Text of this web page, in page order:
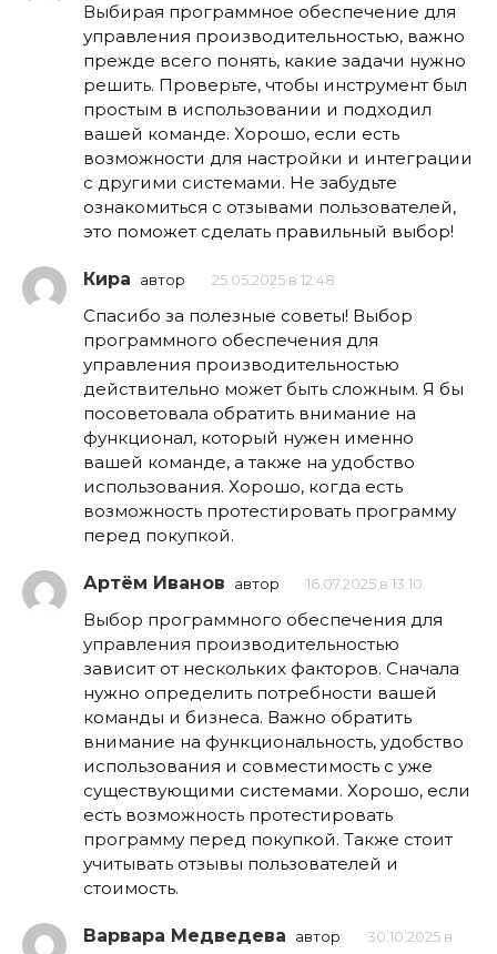
Выбирая программное обеспечение для
управления производительностью, важно
прежде всего понять, какие задачи нужно
решить. Проверьте, чтобы инструмент был
простым в использовании и подходил
вашей команде. Хорошо, если есть
возможности для настройки и интеграции
с другими системами. Не забудьте
ознакомиться с отзывами пользователей,
это поможет сделать правильный выбор!
Кира автор 25.05.2025 в 12:48
Спасибо за полезные советы! Выбор
программного обеспечения для
управления производительностью
действительно может быть сложным. Я бы
посоветовала обратить внимание на
функционал, который нужен именно
вашей команде, а также на удобство
использования. Хорошо, когда есть
возможность протестировать программу
перед покупкой.
Артём Иванов автор 16.07.2025 в 13:10
Выбор программного обеспечения для
управления производительностью
зависит от нескольких факторов. Сначала
нужно определить потребности вашей
команды и бизнеса. Важно обратить
внимание на функциональность, удобство
использования и совместимость с уже
существующими системами. Хорошо, если
есть возможность протестировать
программу перед покупкой. Также стоит
учитывать отзывы пользователей и
стоимость.
Варвара Медведева автор
30.10.2025 в